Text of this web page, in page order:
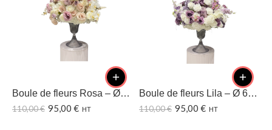
Boule de fleurs Rosa – Ø60 CM
110,00€ 95,00 € HT
Boule de fleurs Lila – Ø 60CM
110,00€ 95,00 € HT